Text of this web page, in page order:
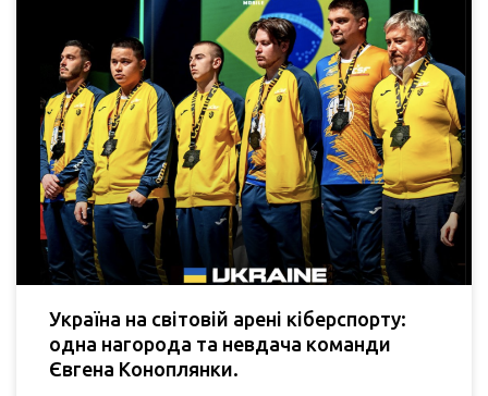
Україна на світовій арені кіберспорту:
одна нагорода та невдача команди
Євгена Коноплянки.